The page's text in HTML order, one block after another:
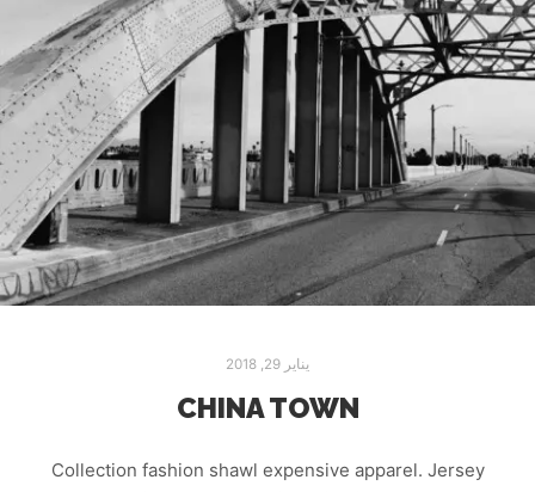
يناير 29, 2018
CHINA TOWN
Collection fashion shawl expensive apparel. Jersey